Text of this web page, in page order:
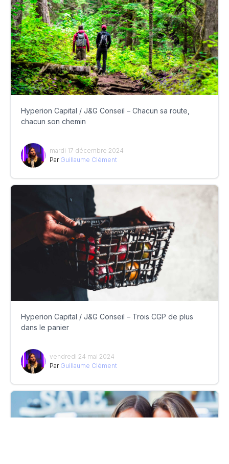
Hyperion Capital / J&G Conseil – Chacun sa route,
chacun son chemin
mardi 17 décembre 2024
Par Guillaume Clément
Hyperion Capital / J&G Conseil – Trois CGP de plus
dans le panier
vendredi 24 mai 2024
Par Guillaume Clément